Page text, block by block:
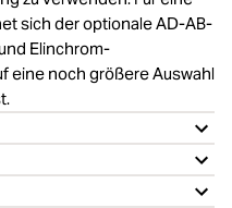
sich der optionale AD-AB-
Elinchrom-
eine noch größere Auswahl